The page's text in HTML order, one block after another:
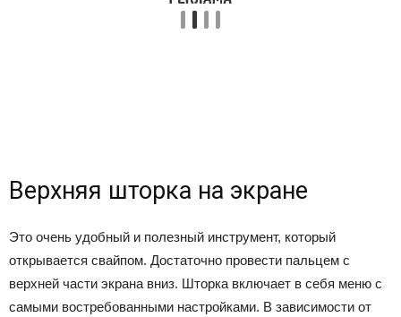
Верхняя шторка на экране
Это очень удобный и полезный инструмент, который
открывается свайпом. Достаточно провести пальцем с
верхней части экрана вниз. Шторка включает в себя меню с
самыми востребованными настройками. В зависимости от